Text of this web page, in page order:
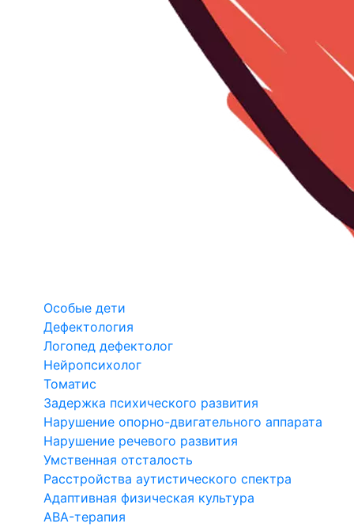
Особые дети
Дефектология
Логопед дефектолог
Нейропсихолог
Томатис
Задержка психического развития
Нарушение опорно-двигательного аппарата
Нарушение речевого развития
Умственная отсталость
Расстройства аутистического спектра
Адаптивная физическая культура
ABA-терапия